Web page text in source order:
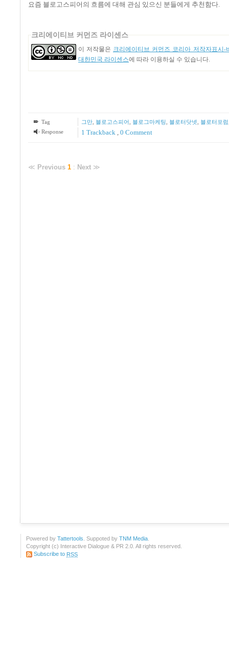
요즘 블로고스피어의 흐름에 대해 관심 있으신 분들에게 추천함다.
크리에이티브 커먼즈 라이센스
이 저작물은 크리에이티브 커먼즈 코리아 저작자표시-
대한민국 라이센스에 따라 이용하실 수 있습니다.
Tag 그만, 블로고스피어 블로그마케팅 블로터닷넷 블로터포럼
Response
1 Trackback , 0 Comment
≪ Previous 1 : Next ≫
Powered by Tattertools . Suppoted by TNM Media
Copyright (c) Interactive Dialogue & PR 2.0. All rights reserved.
Subscribe to RSS